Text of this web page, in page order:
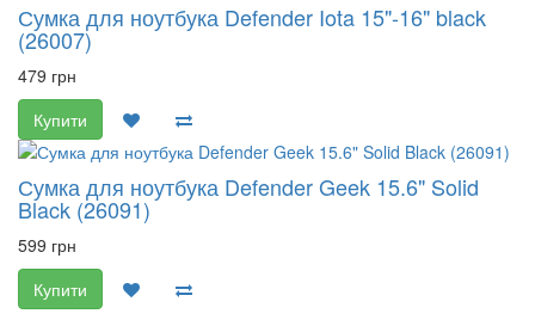
Сумка для ноутбука Defender Iota 15"-16" black
(26007)
479 грн
Купити
Сумка для ноутбука Defender Geek 15.6" Solid
Black (26091)
599 грн
Купити